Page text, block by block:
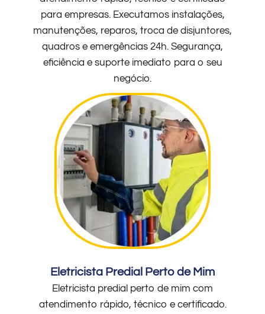
para empresas. Executamos instalações,
manutenções, reparos, troca de disjuntores,
quadros e emergências 24h. Segurança,
eficiência e suporte imediato para o seu
negócio.
Eletricista Predial Perto de Mim
Eletricista predial perto de mim com
atendimento rápido, técnico e certificado.